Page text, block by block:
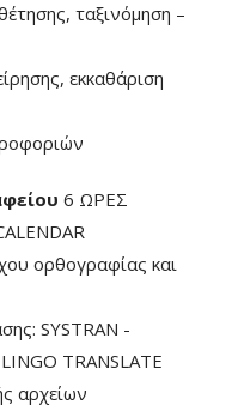
ταξινόμηση –
εκκαθάριση
6 ΩΡΕΣ
ορθογραφίας και
SYSTRAN -
TRANSLATE
αρχείων